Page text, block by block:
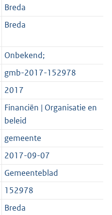
t
t
:
2
K
b
o
e
:
1
b
Breda
Breda
Onbekend;
gmb-2017-152978
2017
Financiën | Organisatie en
beleid
gemeente
2017-09-07
Gemeenteblad
152978
Breda